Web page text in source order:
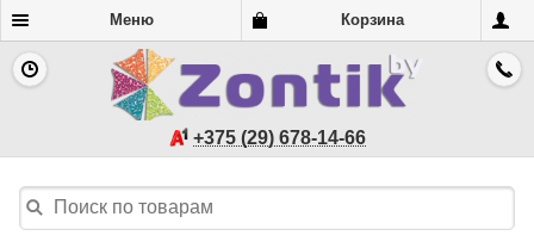
Меню Корзина
+375 (29) 678-14-66